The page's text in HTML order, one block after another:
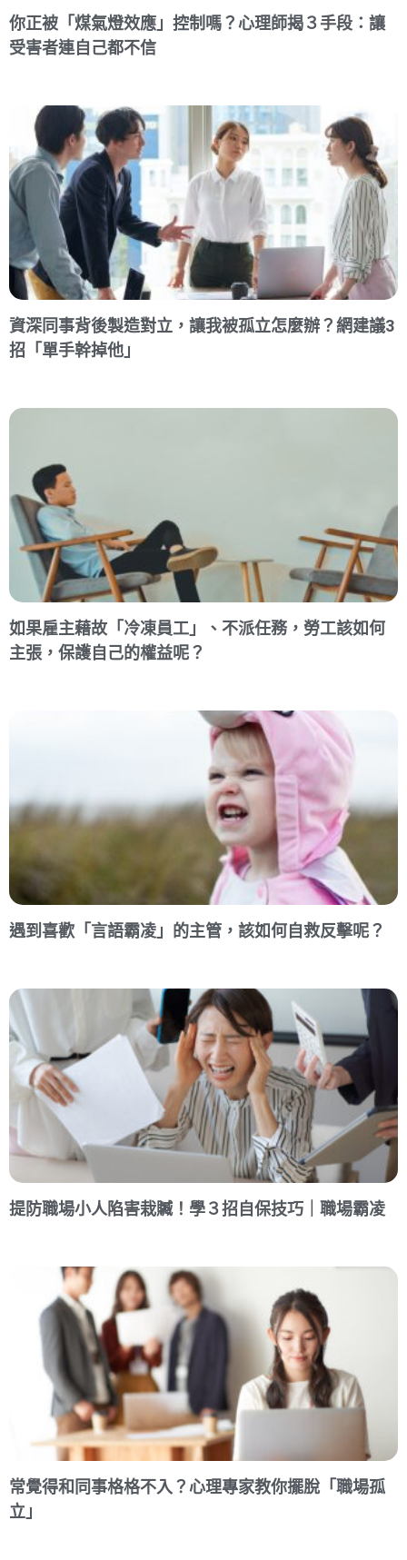
你正被「煤氣燈效應」控制嗎？心理師揭３手段：讓
受害者連自己都不信
資深同事背後製造對立，讓我被孤立怎麼辦？網建議3
招「單手幹掉他」
如果雇主藉故「冷凍員工」、不派任務，勞工該如何
主張，保護自己的權益呢？
遇到喜歡「言語霸凌」的主管，該如何自救反擊呢？
提防職場小人陷害栽贓！學３招自保技巧｜職場霸凌
常覺得和同事格格不入？心理專家教你擺脫「職場孤
立」